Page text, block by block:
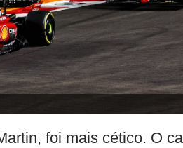
foi mais cético. O